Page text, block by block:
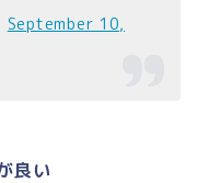
September 10,
良い